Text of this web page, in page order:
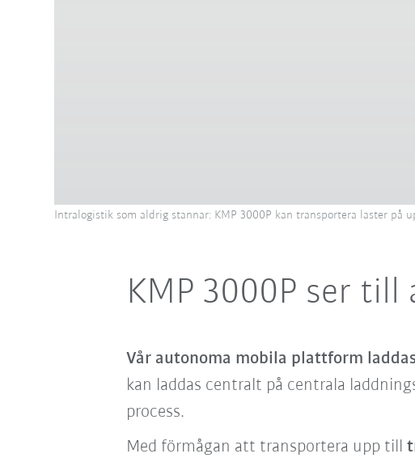
Intralogistik som aldrig stannar: KMP 3000P kan transportera laster
KMP 3000P ser
Vår autonoma mobila plattform
kan laddas centralt på centrala
process.
Med förmågan att transportera upp till